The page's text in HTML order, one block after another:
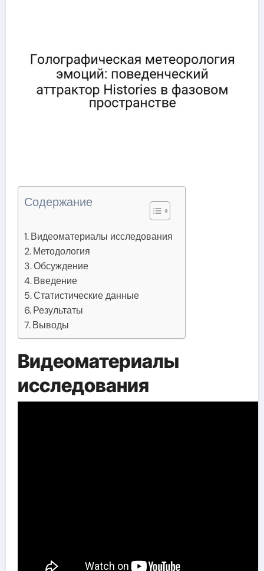
Содержание
Видеоматериалы исследования
Методология
Обсуждение
Введение
Статистические данные
Результаты
Выводы
Видеоматериалы
исследования